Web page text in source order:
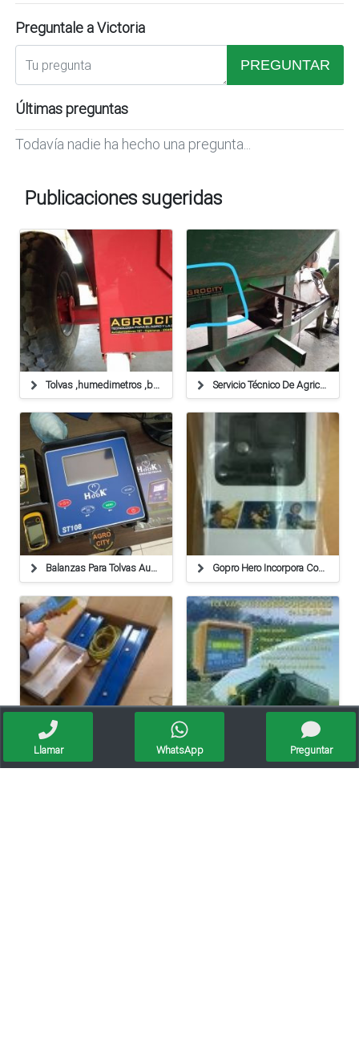
Preguntale a Victoria
PREGUNTAR
Últimas preguntas
Todavía nadie ha hecho una pregunta...
Publicaciones sugeridas
Tolvas ,humedimetros ,balanzas ,cables Servicio Técnico De Agricultura De Precisión,balanzas
Balanzas Para Tolvas Autodescargables De 1, 2 Y 3 Ejes Gopro Hero Incorpora Conectividad Wifi A Su Modelo Más
Balanzas Para Tolvas Autodescargables De 1, 2 Y 3 Ejes
Llamar WhatsApp Preguntar